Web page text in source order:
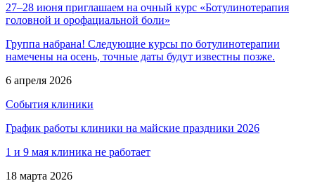
27–28 июня приглашаем на очный курс «Ботулинотерапия
головной и орофациальной боли»
Группа набрана! Следующие курсы по ботулинотерапии
намечены на осень, точные даты будут известны позже.
6 апреля 2026
События клиники
График работы клиники на майские праздники 2026
1 и 9 мая клиника не работает
18 марта 2026